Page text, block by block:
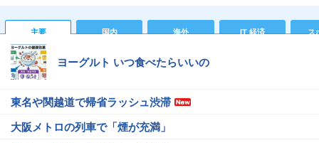
主要 国内 海外 IT 経済 ス
ヨーグルト いつ食べたらいいの
東名や関越道で帰省ラッシュ渋滞
大阪メトロの列車で「煙が充満」